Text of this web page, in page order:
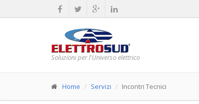
Soluzioni per l'Universo elettrico
Home Servizi Incontri Tecnici